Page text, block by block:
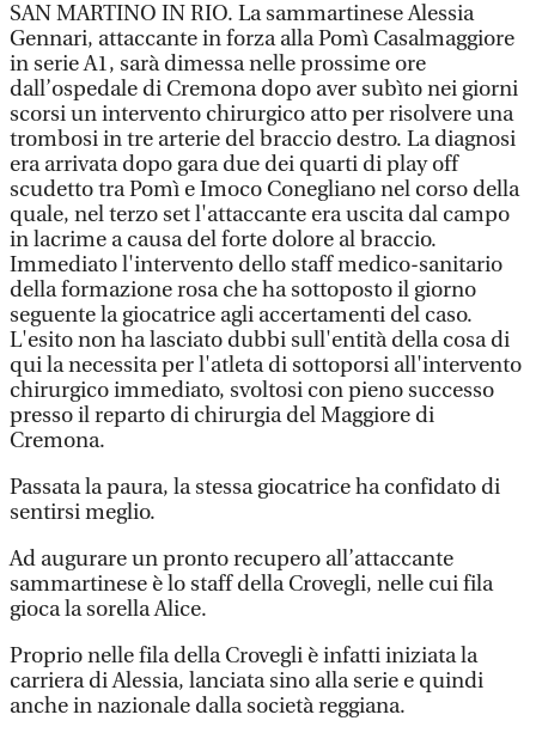
SAN MARTINO IN RIO. La sammartinese Alessia
Gennari, attaccante in forza alla Pomì Casalmaggiore
in serie A1, sarà dimessa nelle prossime ore
dall’ospedale di Cremona dopo aver subìto nei giorni
scorsi un intervento chirurgico atto per risolvere una
trombosi in tre arterie del braccio destro. La diagnosi
era arrivata dopo gara due dei quarti di play off
scudetto tra Pomì e Imoco Conegliano nel corso della
quale, nel terzo set l'attaccante era uscita dal campo
in lacrime a causa del forte dolore al braccio.
Immediato l'intervento dello staff medico-sanitario
della formazione rosa che ha sottoposto il giorno
seguente la giocatrice agli accertamenti del caso.
L'esito non ha lasciato dubbi sull'entità della cosa di
qui la necessita per l'atleta di sottoporsi all'intervento
chirurgico immediato, svoltosi con pieno successo
presso il reparto di chirurgia del Maggiore di
Cremona.
Passata la paura, la stessa giocatrice ha confidato di
sentirsi meglio.
Ad augurare un pronto recupero all’attaccante
sammartinese è lo staff della Crovegli, nelle cui fila
gioca la sorella Alice.
Proprio nelle fila della Crovegli è infatti iniziata la
carriera di Alessia, lanciata sino alla serie e quindi
anche in nazionale dalla società reggiana.